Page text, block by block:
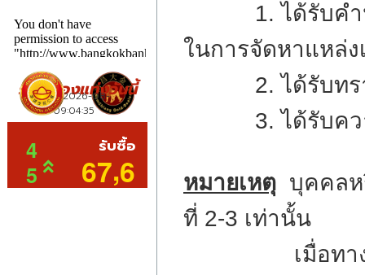
1. ได้รับคำปรึ
ในการจัดหาแหล่ง
2. ได้รับทราบ
3. ได้รับความ
หมายเหตุ บุคคลห
ที่ 2-3 เท่านั้น
เมื่อทางเจ้าห